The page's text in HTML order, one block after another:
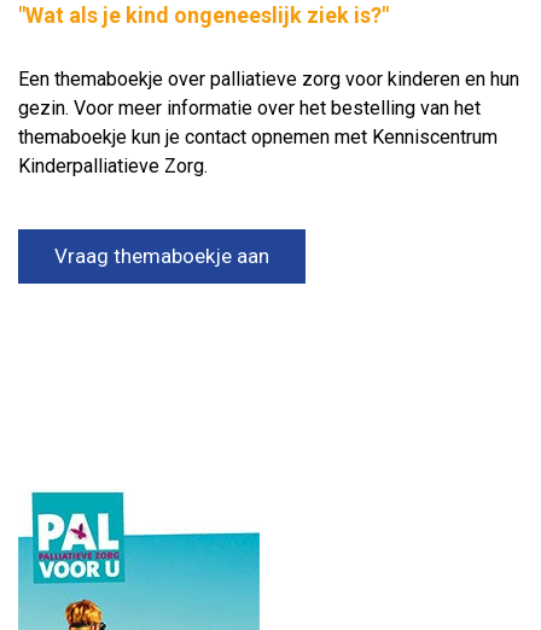
"Wat als je kind ongeneeslijk ziek is?"
Een themaboekje over palliatieve zorg voor kinderen en hun
gezin. Voor meer informatie over het bestelling van het
themaboekje kun je contact opnemen met Kenniscentrum
Kinderpalliatieve Zorg.
Vraag themaboekje aan